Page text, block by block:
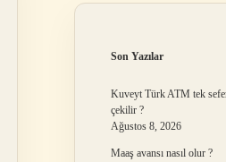
Son Yazılar
Kuveyt Türk ATM tek
çekilir ?
Ağustos 8, 2026
Maaş avansı nasıl olur ?